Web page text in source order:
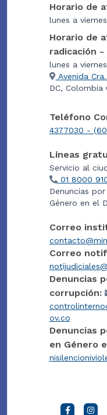
Horario de
lunes a
Horario de
radicación -
lunes a
Avenida
DC, Colombia
Teléfono
4377030 -
Líneas
Servicio al
01 8000
Denuncias
Género en el
Correo
Correo
Denuncias
corrupción:
ov.co
Denuncias
en Género